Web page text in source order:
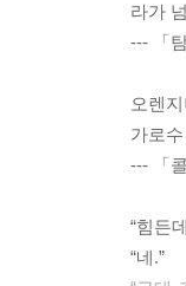
라가
--- 「
오렌
가로
--- 「
“힘든
“네.”